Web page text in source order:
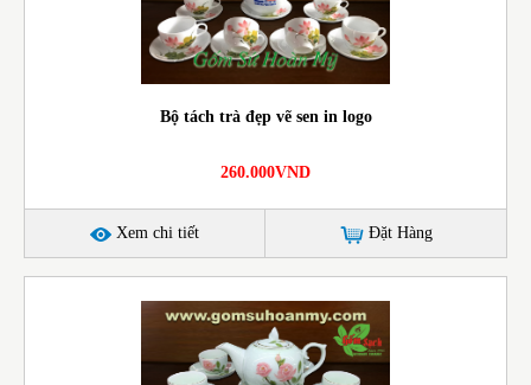
Bộ tách trà đẹp vẽ sen in logo
260.000VND
Xem chi tiết Đặt Hàng